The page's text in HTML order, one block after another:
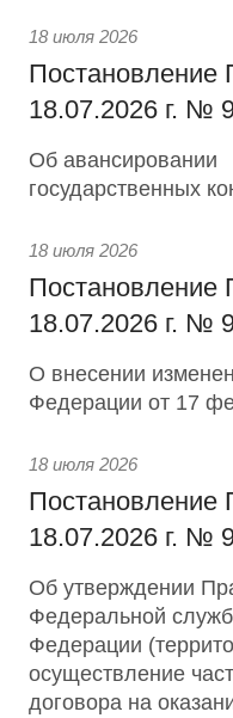
18 июля 2026
Постановление
18.07.2026 г. №
Об авансировании
государственных
18 июля 2026
Постановление
18.07.2026 г. №
О внесении
Федерации от 17
18 июля 2026
Постановление
18.07.2026 г. №
Об утверждении
Федеральной
Федерации
осуществление
договора на